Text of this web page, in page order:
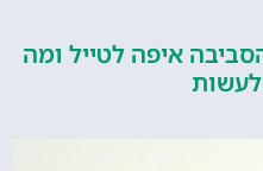
איפה לטייל ומה